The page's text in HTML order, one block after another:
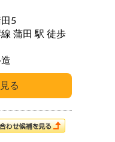
5
駅 徒歩